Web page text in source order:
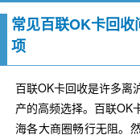
常见百联OK卡回
项
百联OK卡回收是许多离
产的高频选择。百联OK
海各大商圈畅行无阻。